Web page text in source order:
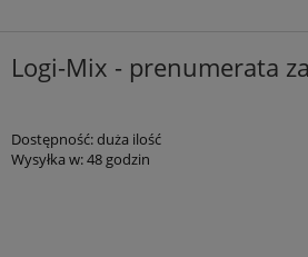
Logi-Mix - prenumerata
Dostępność:duża ilość
Wysyłka w:48 godzin